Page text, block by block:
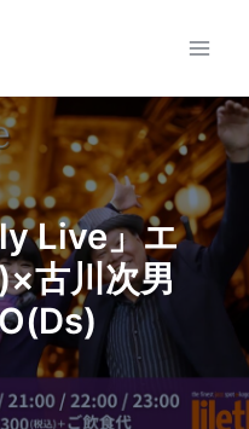
Live」エ
古川次男